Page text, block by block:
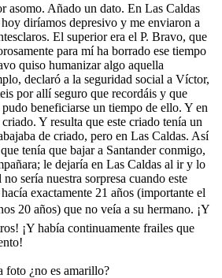
asomo. Añado un dato. En Las Caldas
diríamos depresivo y me enviaron a
El superior era el P. Bravo, que
para mí ha borrado ese tiempo
quiso humanizar algo aquella
declaró a la seguridad social a Víctor,
por allí seguro que recordáis y que
beneficiarse un tiempo de ello. Y en
Y resulta que este criado tenía un
de criado, pero en Las Caldas. Así
tenía que bajar a Santander conmigo,
le dejaría en Las Caldas al ir y lo
sería nuestra sorpresa cuando este
exactamente 21 años (importante el
20 años) que no veía a su hermano. ¡Y
¡Y había continuamente frailes que
foto ¿no es amarillo?